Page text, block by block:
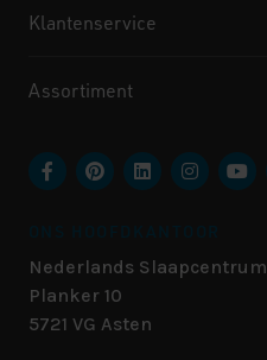
Klantenservice
Assortiment
Nederlands Slaapcentrum
Planker 10
5721 VG Asten